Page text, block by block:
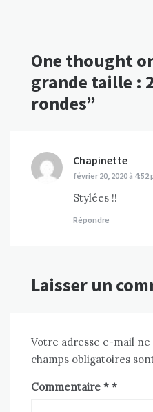
One thought
grande taille :
rondes”
Chapinette
février 20, 2020 à 4:52
Stylées !!
Répondre
Laisser un
Votre adresse e-mail ne
champs obligatoires
Commentaire *